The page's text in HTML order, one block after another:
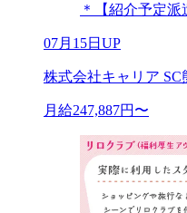
＊【紹介予定派
07月15日UP
株式会社キャリア SC
月給247,887円〜